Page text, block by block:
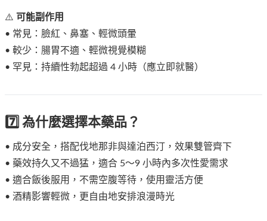
⚠️ 可能副作用
• 常見：臉紅、鼻塞、輕微頭暈
• 較少：腸胃不適、輕微視覺模糊
• 罕見：持續性勃起超過 4 小時（應立即就醫）
7️⃣ 為什麼選擇本藥品？
• 成分安全，搭配伐地那非與達泊西汀，效果雙管齊下
• 藥效持久又不過猛，適合 5～9 小時內多次性愛需求
• 適合飯後服用，不需空腹等待，使用靈活方便
• 酒精影響輕微，更自由地安排浪漫時光